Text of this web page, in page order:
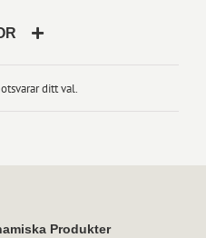
ditt val.
Produkter